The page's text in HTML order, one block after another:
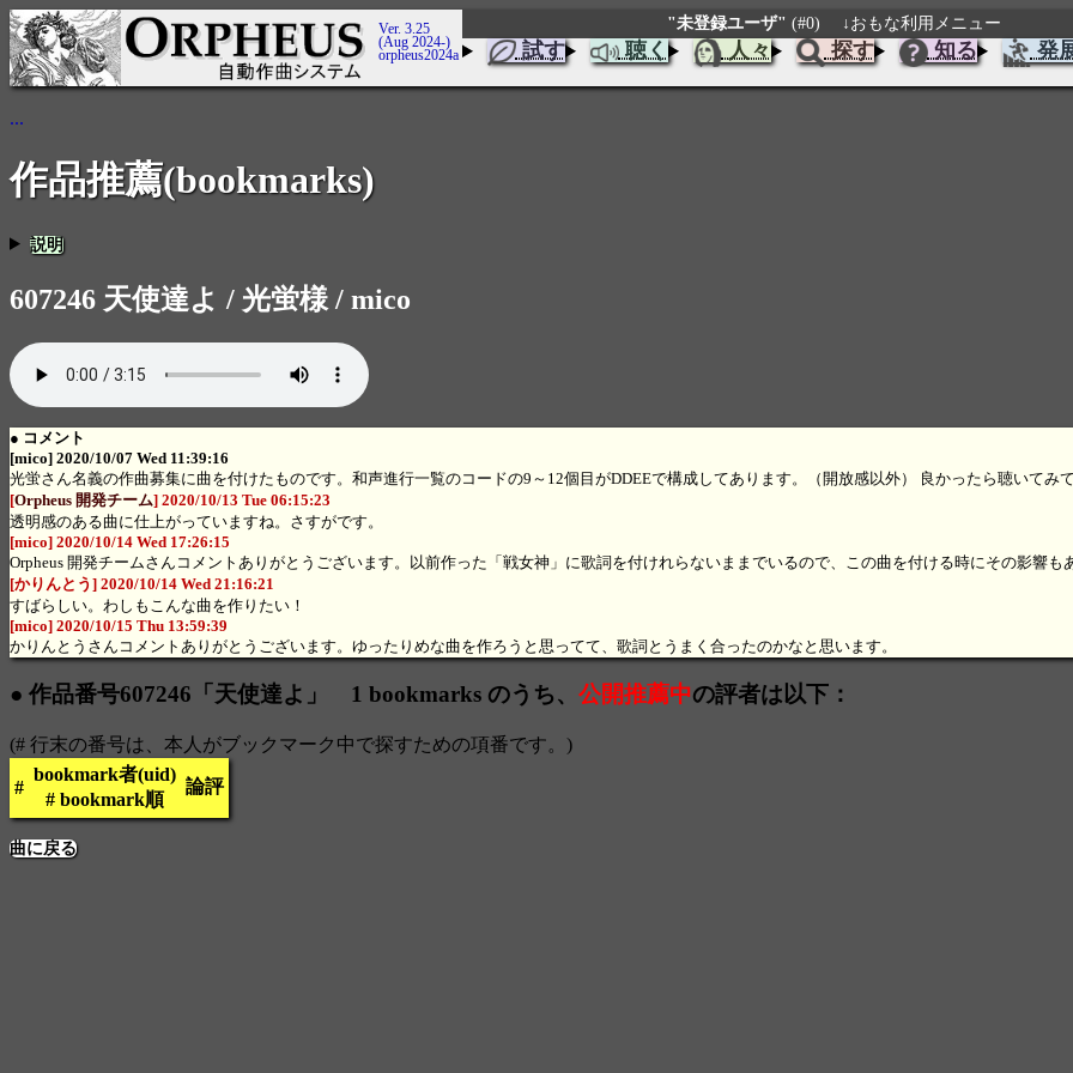
Ver. 3.25
(Aug 2024-)
orpheus2024a
"未登録ユーザ" (#0) ↓おもな利用メニュー
試す 聴く 人々 探す 知る 発
...
作品推薦(bookmarks)
説明
607246 天使達よ / 光蛍様 / mico
● コメント
[mico] 2020/10/07 Wed 11:39:16
光蛍さん名義の作曲募集に曲を付けたものです。和声進行一覧のコードの9～12個目がDDEEで構成してあります。（開放感以外） 良かったら聴いてみて
[Orpheus 開発チーム] 2020/10/13 Tue 06:15:23
透明感のある曲に仕上がっていますね。さすがです。
[mico] 2020/10/14 Wed 17:26:15
Orpheus 開発チームさんコメントありがとうございます。以前作った「戦女神」に歌詞を付けれらないままでいるので、この曲を付ける時にその影響も
[かりんとう] 2020/10/14 Wed 21:16:21
すばらしい。わしもこんな曲を作りたい！
[mico] 2020/10/15 Thu 13:59:39
かりんとうさんコメントありがとうございます。ゆったりめな曲を作ろうと思ってて、歌詞とうまく合ったのかなと思います。
● 作品番号607246「天使達よ」 1 bookmarks のうち、 公開推薦中の評者は以下：
(# 行末の番号は、本人がブックマーク中で探すための項番です。)
#
bookmark者(uid)
# bookmark順
論評
曲に戻る